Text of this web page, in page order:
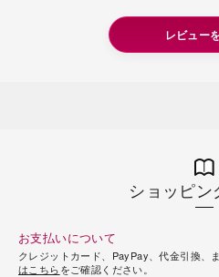
レビュー
ショッピン
お支払いについて
クレジットカード、PayPay、代金引換、
はこちらをご確認ください。